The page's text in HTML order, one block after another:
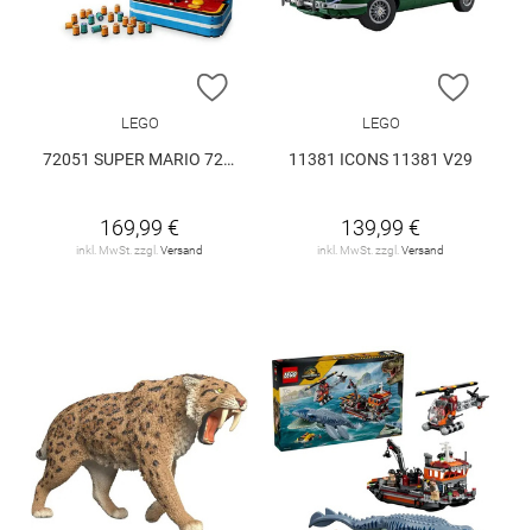
ZUR WUNSCHLISTE HINZUFÜGEN
LEGO
72051 SUPER MARIO 72051 V29
169,99 €
inkl. MwSt. zzgl. Versand
ZUR
LEGO
11381 ICONS 11381 V29
139,99 €
inkl. MwSt. zzgl. Versand